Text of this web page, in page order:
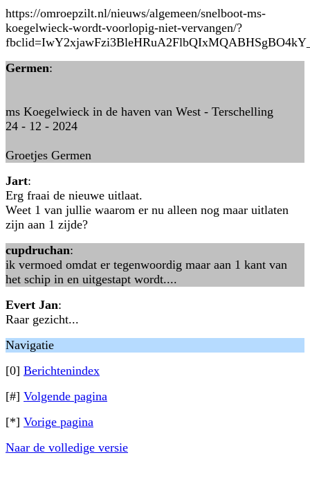
https://omroepzilt.nl/nieuws/algemeen/snelboot-ms-
koegelwieck-wordt-voorlopig-niet-vervangen/?
Germen:
ms Koegelwieck in de haven van West - Terschelling
24 - 12 - 2024
Groetjes Germen
Jart:
Erg fraai de nieuwe uitlaat.
Weet 1 van jullie waarom er nu alleen nog maar uitlaten
zijn aan 1 zijde?
cupdruchan:
ik vermoed omdat er tegenwoordig maar aan 1 kant van
het schip in en uitgestapt wordt....
Evert Jan:
Raar gezicht...
Navigatie
[0] Berichtenindex
[#] Volgende pagina
[*] Vorige pagina
Naar de volledige versie